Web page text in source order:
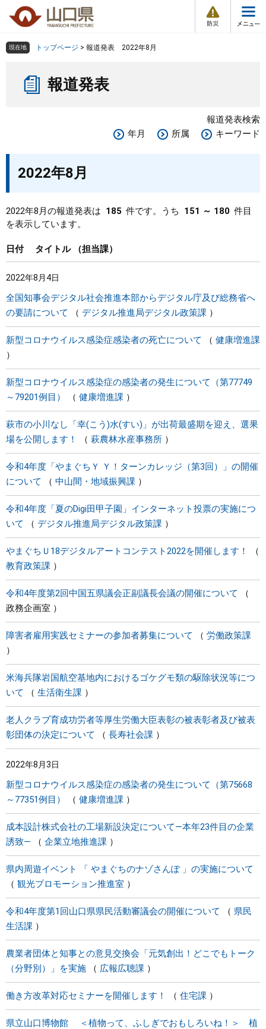
の
ー
メ
組織で探す
Other Languages
くらし・環境
教育・文化・スポーツ
しごと・産業・観光
県政情報
現在地 トップページ > 報道発表 2022年8月
報道発表
報道発表検索
年月
所属 キーワード
2022年8月
2022年8月の報道発表は 185 件です。うち 151 ～ 180 件目
を表示しています。
日付 タイトル 担当課
2022年8月4日
全国知事会デジタル社会推進本部からデジタル庁及び総務省へ
の要請について
デジタル推進局デジタル政策課
新型コロナウイルス感染症感染者の死亡について 健康増進課
新型コロナウイルス感染症の感染者の発生について（第77749
～79201例目）
健康増進課
萩市の小川なし「幸(こう)水(すい)」が出荷最盛期を迎え、選果
場を公開します！
萩農林水産事務所
令和4年度「やまぐちＹ Ｙ！ターンカレッジ（第3回）」の開催
について
中山間・地域振興課
令和4年度「夏のDigi田甲子園」インターネット投票の実施につ
いて
デジタル推進局デジタル政策課
やまぐちＵ18デジタルアートコンテスト2022を開催します！
教育政策課
令和4年度第2回中国五県議会正副議長会議の開催について
政務企画室
障害者雇用実践セミナーの参加者募集について 労働政策課
米海兵隊岩国航空基地内におけるゴケグモ類の駆除状況等につ
いて
生活衛生課
老人クラブ育成功労者等厚生労働大臣表彰の被表彰者及び被表
彰団体の決定について
長寿社会課
2022年8月3日
新型コロナウイルス感染症の感染者の発生について（第75668
～77351例目）
健康増進課
成本設計株式会社の工場新設決定について―本年23件目の企業
誘致―
企業立地推進課
県内周遊イベント 「 やまぐちのナゾさんぽ 」の実施について
観光プロモーション推進室
令和4年度第1回山口県県民活動審議会の開催について
県民
生活課
農業者団体と知事との意見交換会「元気創出！どこでもトーク
（分野別）」を実施
広報広聴課
働き方改革対応セミナーを開催します！ 住宅課
県立山口博物館 ＜植物って、ふしぎでおもしろいね！＞ 植